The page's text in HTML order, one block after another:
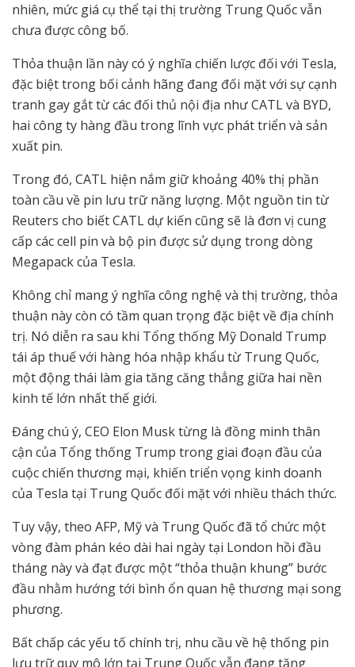
nhiên, mức giá cụ thể tại thị trường Trung Quốc vẫn
chưa được công bố.
Thỏa thuận lần này có ý nghĩa chiến lược đối với Tesla,
đặc biệt trong bối cảnh hãng đang đối mặt với sự cạnh
tranh gay gắt từ các đối thủ nội địa như CATL và BYD,
hai công ty hàng đầu trong lĩnh vực phát triển và sản
xuất pin.
Trong đó, CATL hiện nắm giữ khoảng 40% thị phần
toàn cầu về pin lưu trữ năng lượng. Một nguồn tin từ
Reuters cho biết CATL dự kiến cũng sẽ là đơn vị cung
cấp các cell pin và bộ pin được sử dụng trong dòng
Megapack của Tesla.
Không chỉ mang ý nghĩa công nghệ và thị trường, thỏa
thuận này còn có tầm quan trọng đặc biệt về địa chính
trị. Nó diễn ra sau khi Tổng thống Mỹ Donald Trump
tái áp thuế với hàng hóa nhập khẩu từ Trung Quốc,
một động thái làm gia tăng căng thẳng giữa hai nền
kinh tế lớn nhất thế giới.
Đáng chú ý, CEO Elon Musk từng là đồng minh thân
cận của Tổng thống Trump trong giai đoạn đầu của
cuộc chiến thương mại, khiến triển vọng kinh doanh
của Tesla tại Trung Quốc đối mặt với nhiều thách thức.
Tuy vậy, theo AFP, Mỹ và Trung Quốc đã tổ chức một
vòng đàm phán kéo dài hai ngày tại London hồi đầu
tháng này và đạt được một “thỏa thuận khung” bước
đầu nhằm hướng tới bình ổn quan hệ thương mại song
phương.
Bất chấp các yếu tố chính trị, nhu cầu về hệ thống pin
lưu trữ quy mô lớn tại Trung Quốc vẫn đang tăng